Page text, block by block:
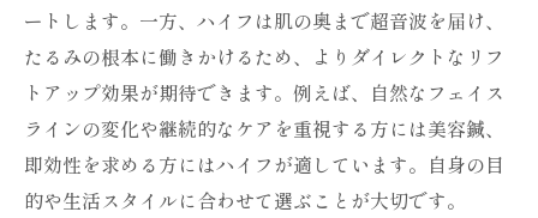
ートします。一方、ハイフは肌の奥まで超音波を届け、
たるみの根本に働きかけるため、よりダイレクトなリフ
トアップ効果が期待できます。例えば、自然なフェイス
ラインの変化や継続的なケアを重視する方には美容鍼、
即効性を求める方にはハイフが適しています。自身の目
的や生活スタイルに合わせて選ぶことが大切です。